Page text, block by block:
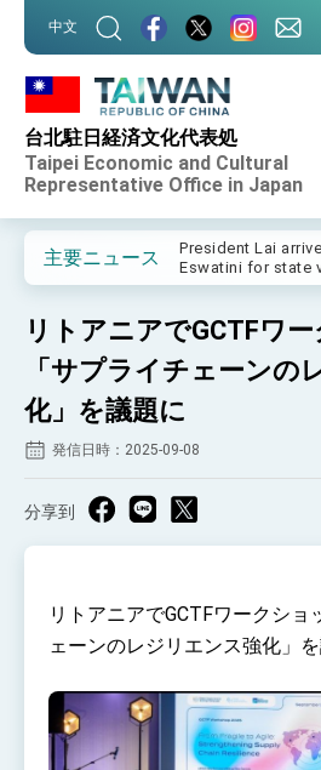
中文
台北駐日経済文化代表処
Taipei Economic and Cultural
Representative Office in Japan
主要ニュース
Important
Foreign Affairs
Taiwan
Arizona,
and cooperation
President Lai
Eswatini for state
Taiwan’s
President Lai
Year
President Lai
Taiwan- US
Partnership
Senator Ruben
MOFA, MODA
integrated
EY details tariff
FM Lin hosts
リトアニアでGCTFワー
「サプライチェーンの
化」を議題に
発信日時：2025-09-08
分享到
リトアニアでGCTFワークショ
ェーンのレジリエンス強化」